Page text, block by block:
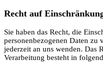
Recht auf
Sie haben das Recht, die
personenbezogenen Daten zu
jederzeit an uns wenden. Das
Verarbeitung besteht in